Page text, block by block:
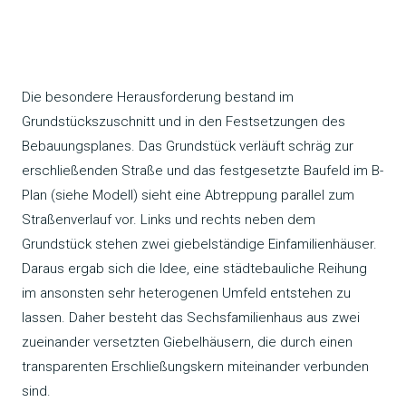
Die besondere Herausforderung bestand im
Grundstückszuschnitt und in den Festsetzungen des
Bebauungsplanes. Das Grundstück verläuft schräg zur
erschließenden Straße und das festgesetzte Baufeld im B-
Plan (siehe Modell) sieht eine Abtreppung parallel zum
Straßenverlauf vor. Links und rechts neben dem
Grundstück stehen zwei giebelständige Einfamilienhäuser.
Daraus ergab sich die Idee, eine städtebauliche Reihung
im ansonsten sehr heterogenen Umfeld entstehen zu
lassen. Daher besteht das Sechsfamilienhaus aus zwei
zueinander versetzten Giebelhäusern, die durch einen
transparenten Erschließungskern miteinander verbunden
sind.